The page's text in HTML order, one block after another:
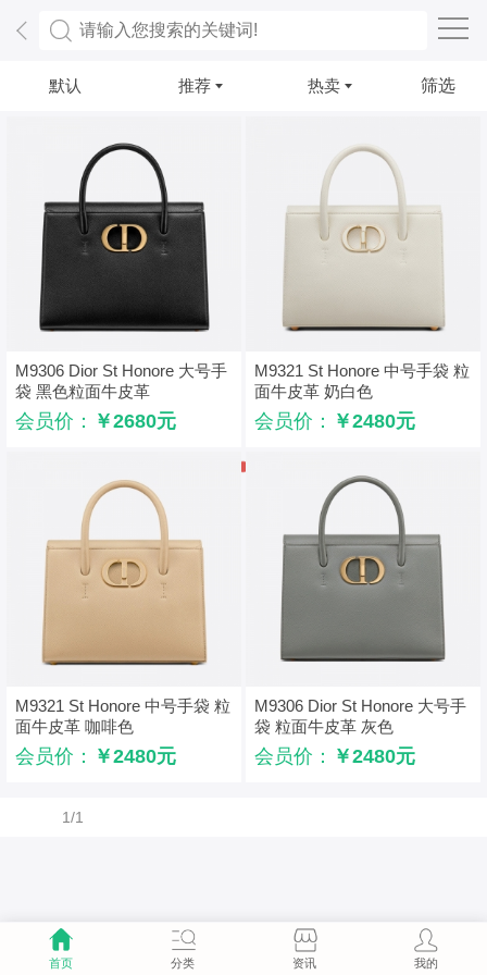
默认 推荐 热卖 筛选
M9306 Dior St Honore 大号手
袋 黑色粒面牛皮革
会员价： ￥2680元
M9321 St Honore 中号手袋 粒
面牛皮革 奶白色
会员价： ￥2480元
M9321 St Honore 中号手袋 粒
面牛皮革 咖啡色
会员价： ￥2480元
M9306 Dior St Honore 大号手
袋 粒面牛皮革 灰色
会员价： ￥2480元
1/1
首页 分类 资讯 我的